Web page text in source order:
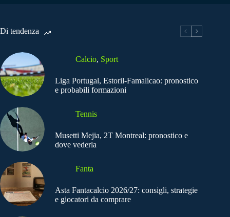
Di tendenza
Calcio, Sport
Liga Portugal, Estoril-Famalicao: pronostico
e probabili formazioni
Tennis
Musetti Mejia, 2T Montreal: pronostico e
dove vederla
Fanta
Asta Fantacalcio 2026/27: consigli, strategie
e giocatori da comprare